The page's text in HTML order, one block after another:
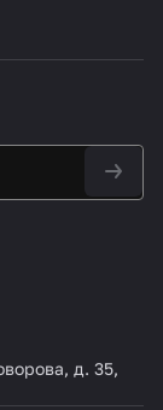
д. 35,